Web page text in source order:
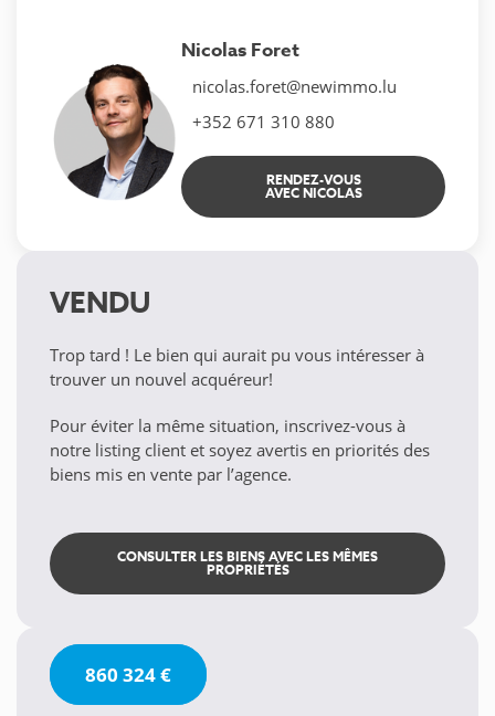
Nicolas Foret
nicolas.foret@newimmo.lu
+352 671 310 880
RENDEZ-VOUS
AVEC NICOLAS
VENDU
Trop tard ! Le bien qui aurait pu vous intéresser à
trouver un nouvel acquéreur!
Pour éviter la même situation, inscrivez-vous à
notre listing client et soyez avertis en priorités des
biens mis en vente par l’agence.
CONSULTER LES BIENS AVEC LES MÊMES
PROPRIÉTÉS
860 324 €